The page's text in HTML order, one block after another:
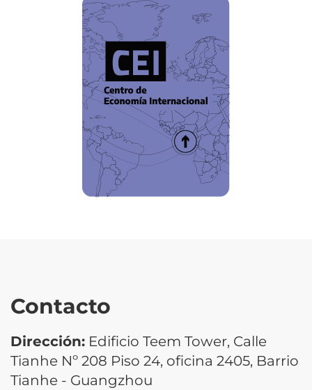
Contacto
Dirección: Edificio Teem Tower, Calle
Tianhe Nº 208 Piso 24, oficina 2405, Barrio
Tianhe - Guangzhou